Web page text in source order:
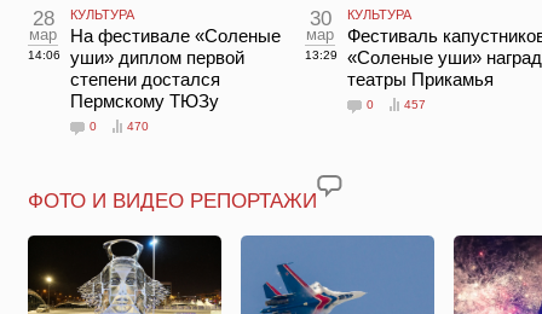
28
мар
14:06
КУЛЬТУРА
На фестивале «Соленые
уши» диплом первой
степени достался
Пермскому ТЮЗу
0 470
30
мар
13:29
КУЛЬТУРА
Фестиваль
«Соленые уши»
театры Прикамья
0 457
ФОТО И ВИДЕО РЕПОРТАЖИ